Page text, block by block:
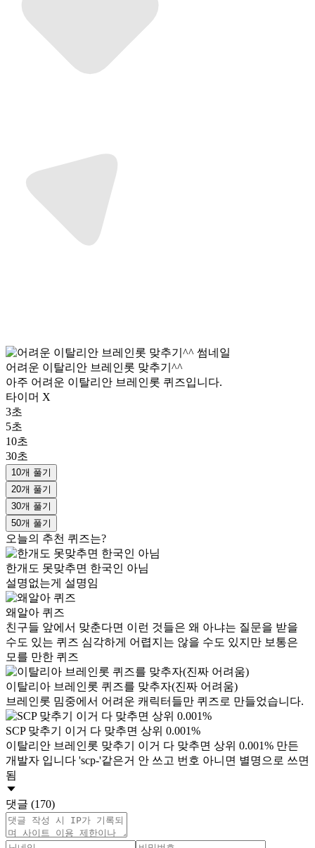
어려운 이탈리안 브레인롯 맞추기^^
아주 어려운 이탈리안 브레인롯 퀴즈입니다.
타이머 X
3초
5초
10초
30초
10개 풀기
20개 풀기
30개 풀기
50개 풀기
오늘의 추천 퀴즈는?
한개도 못맞추면 한국인 아님
설명없는게 설명임
왜알아 퀴즈
친구들 앞에서 맞춘다면 이런 것들은 왜 아냐는 질문을 받을
수도 있는 퀴즈 심각하게 어렵지는 않을 수도 있지만 보통은
모를 만한 퀴즈
이탈리아 브레인롯 퀴즈를 맞추자(진짜 어려움)
브레인롯 밈중에서 어려운 캐릭터들만 퀴즈로 만들었습니다.
SCP 맞추기 이거 다 맞추면 상위 0.001%
이탈리안 브레인롯 맞추기 이거 다 맞추면 상위 0.001% 만든
개발자 입니다 'scp-'같은거 안 쓰고 번호 아니면 별명으로 쓰면
됨
댓글 (170)